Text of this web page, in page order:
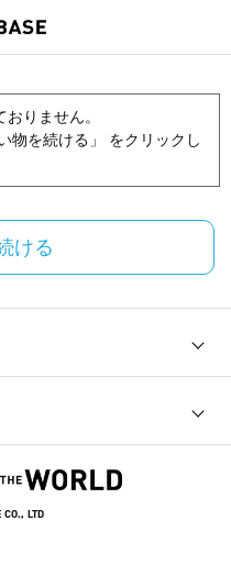
りません。
物を続ける」 をクリックし
ける
LTD